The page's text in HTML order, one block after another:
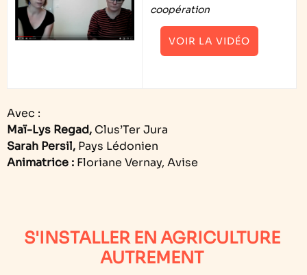
coopération
VOIR LA VIDÉO
Avec :
Maï-Lys Regad, Clus’Ter Jura
Sarah Persil, Pays Lédonien
Animatrice : Floriane Vernay, Avise
S'INSTALLER EN AGRICULTURE
AUTREMENT